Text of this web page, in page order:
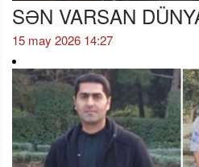
SƏN VARSAN
15 may 2026 14:27